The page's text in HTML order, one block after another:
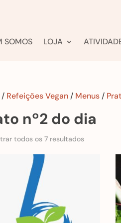
SOMOS LOJA
Refeições Vegan/ Menus/
nº2 do dia
todos os 7 resultados